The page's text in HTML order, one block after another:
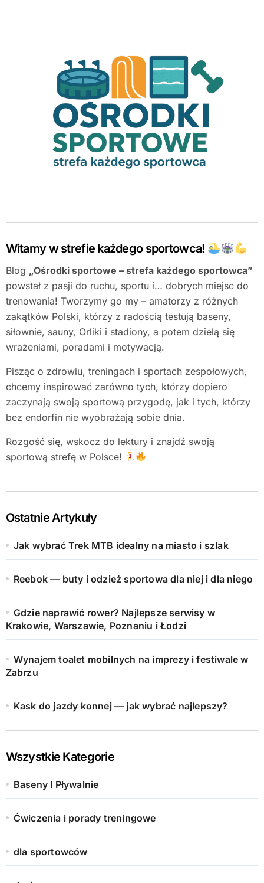
Witamy w strefie każdego sportowca!
Blog „Ośrodki sportowe – strefa każdego sportowca”
powstał z pasji do ruchu, sportu i… dobrych miejsc do
trenowania! Tworzymy go my – amatorzy z różnych
zakątków Polski, którzy z radością testują baseny,
siłownie, sauny, Orliki i stadiony, a potem dzielą się
wrażeniami, poradami i motywacją.
Pisząc o zdrowiu, treningach i sportach zespołowych,
chcemy inspirować zarówno tych, którzy dopiero
zaczynają swoją sportową przygodę, jak i tych, którzy
bez endorfin nie wyobrażają sobie dnia.
Rozgość się, wskocz do lektury i znajdź swoją
sportową strefę w Polsce!
Ostatnie Artykuły
Jak wybrać Trek MTB idealny na miasto i szlak
Reebok — buty i odzież sportowa dla niej i dla niego
Gdzie naprawić rower? Najlepsze serwisy w
Krakowie, Warszawie, Poznaniu i Łodzi
Wynajem toalet mobilnych na imprezy i festiwale w
Zabrzu
Kask do jazdy konnej — jak wybrać najlepszy?
Wszystkie Kategorie
Baseny I Pływalnie
Ćwiczenia i porady treningowe
dla sportowców